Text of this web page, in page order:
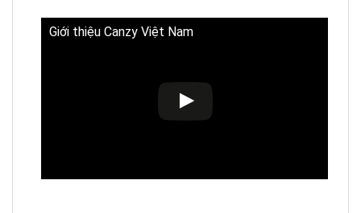
Giới thiệu Canzy Việt Nam